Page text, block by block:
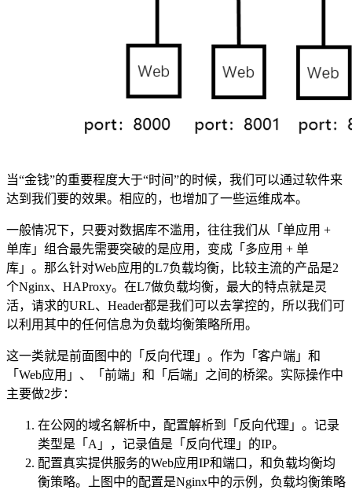
当“金钱”的重要程度大于“时间”的时候，我们可以通过软件来
达到我们要的效果。相应的，也增加了一些运维成本。
一般情况下，只要对数据库不滥用，往往我们从「单应用 +
单库」组合最先需要突破的是应用，变成「多应用 + 单
库」。那么针对Web应用的L7负载均衡，比较主流的产品是2
个Nginx、HAProxy。在L7做负载均衡，最大的特点就是灵
活，请求的URL、Header都是我们可以去掌控的，所以我们可
以利用其中的任何信息为负载均衡策略所用。
这一类就是前面图中的「反向代理」。作为「客户端」和
「Web应用」、「前端」和「后端」之间的桥梁。实际操作中
主要做2步：
在公网的域名解析中，配置解析到「反向代理」。记录
类型是「A」，记录值是「反向代理」的IP。
配置真实提供服务的Web应用IP和端口，和负载均衡均
衡策略。上图中的配置是Nginx中的示例，负载均衡策略